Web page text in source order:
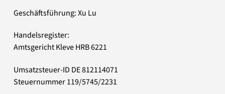
Geschäftsführung: Xu Lu
Handelsregister:
Amtsgericht Kleve HRB 6221
Umsatzsteuer-ID DE 812114071
Steuernummer 119/5745/2231